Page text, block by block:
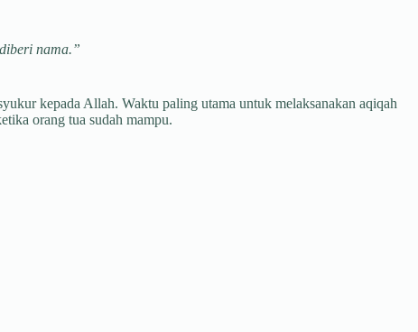
nama.”
kepada Allah. Waktu paling utama untuk melaksanakan aqiqah
orang tua sudah mampu.